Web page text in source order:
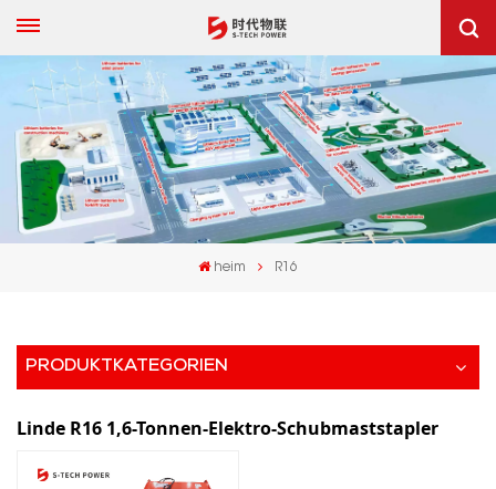
heim R16
PRODUKTKATEGORIEN
Linde R16 1,6-Tonnen-Elektro-Schubmaststapler